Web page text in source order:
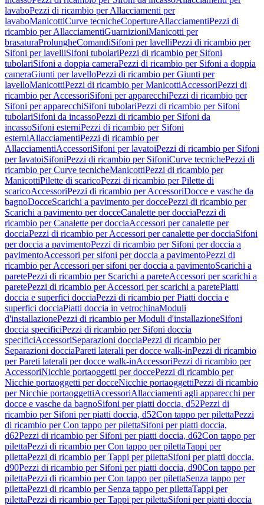
lavaboPezzi di ricambio per Allacciamenti per
lavaboManicottiCurve tecnicheCopertureAllacciamentiPezzi di
ricambio per AllacciamentiGuarnizioniManicotti per
brasaturaProlungheComandiSifoni per lavelliPezzi di ricambio per
Sifoni per lavelliSifoni tubolariPezzi di ricambio per Sifoni
tubolariSifoni a doppia cameraPezzi di ricambio per Sifoni a doppia
cameraGiunti per lavelloPezzi di ricambio per Giunti per
lavelloManicottiPezzi di ricambio per ManicottiAccessoriPezzi di
ricambio per AccessoriSifoni per apparecchiPezzi di ricambio per
Sifoni per apparecchiSifoni tubolariPezzi di ricambio per Sifoni
tubolariSifoni da incassoPezzi di ricambio per Sifoni da
incassoSifoni esterniPezzi di ricambio per Sifoni
esterniAllacciamentiPezzi di ricambio per
AllacciamentiAccessoriSifoni per lavatoiPezzi di ricambio per Sifoni
per lavatoiSifoniPezzi di ricambio per SifoniCurve tecnichePezzi di
ricambio per Curve tecnicheManicottiPezzi di ricambio per
ManicottiPilette di scaricoPezzi di ricambio per Pilette di
scaricoAccessoriPezzi di ricambio per AccessoriDocce e vasche da
bagnoDocceScarichi a pavimento per doccePezzi di ricambio per
Scarichi a pavimento per docceCanalette per docciaPezzi di
ricambio per Canalette per docciaAccessori per canalette per
docciaPezzi di ricambio per Accessori per canalette per docciaSifoni
per doccia a pavimentoPezzi di ricambio per Sifoni per doccia a
pavimentoAccessori per sifoni per doccia a pavimentoPezzi di
ricambio per Accessori per sifoni per doccia a pavimentoScarichi a
paretePezzi di ricambio per Scarichi a pareteAccessori per scarichi a
paretePezzi di ricambio per Accessori per scarichi a paretePiatti
doccia e superfici docciaPezzi di ricambio per Piatti doccia e
superfici docciaPiatti doccia in vetrochinaModuli
d'installazionePezzi di ricambio per Moduli d'installazioneSifoni
doccia specificiPezzi di ricambio per Sifoni doccia
specificiAccessoriSeparazioni docciaPezzi di ricambio per
Separazioni docciaPareti laterali per docce walk-inPezzi di ricambio
per Pareti laterali per docce walk-inAccessoriPezzi di ricambio per
AccessoriNicchie portaoggetti per doccePezzi di ricambio per
Nicchie portaoggetti per docceNicchie portaoggettiPezzi di ricambio
per Nicchie portaoggettiAccessoriAllacciamenti agli apparecchi per
docce e vasche da bagnoSifoni per piatti doccia, d52Pezzi di
ricambio per Sifoni per piatti doccia, d52Con tappo per pilettaPezzi
di ricambio per Con tappo per pilettaSifoni per piatti doccia,
d62Pezzi di ricambio per Sifoni per piatti doccia, d62Con tappo per
pilettaPezzi di ricambio per Con tappo per pilettaTappi per
pilettaPezzi di ricambio per Tappi per pilettaSifoni per piatti doccia,
d90Pezzi di ricambio per Sifoni per piatti doccia, d90Con tappo per
pilettaPezzi di ricambio per Con tappo per pilettaSenza tappo per
pilettaPezzi di ricambio per Senza tappo per pilettaTappi per
pilettaPezzi di ricambio per Tappi per pilettaSifoni per piatti doccia